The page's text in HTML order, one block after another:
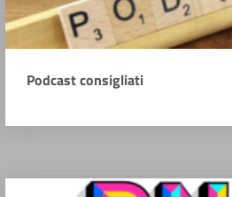
Podcast consigliati